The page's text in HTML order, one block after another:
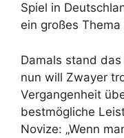
Spiel in
ein großes Thema
Damals stand
nun will Zwayer
Vergangenheit
bestmögliche
Novize: „Wenn